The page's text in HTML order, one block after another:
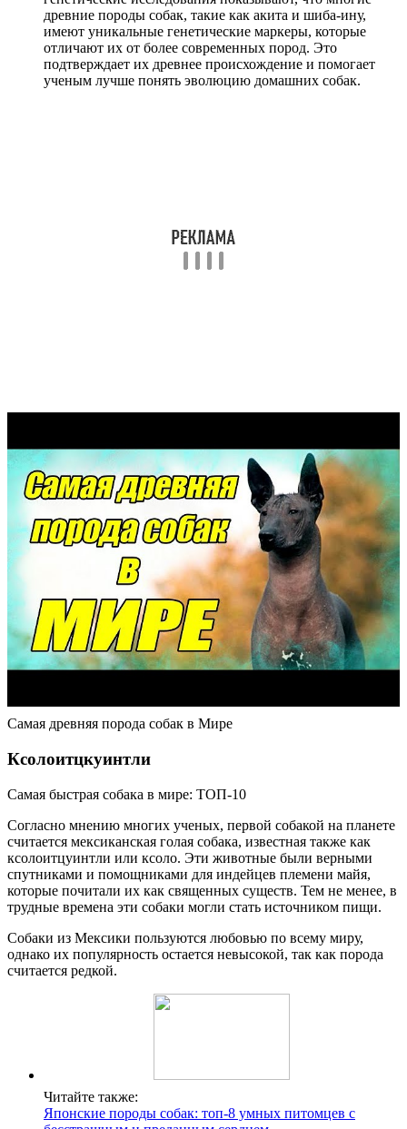
древние породы собак, такие как акита и шиба-ину,
имеют уникальные генетические маркеры, которые
отличают их от более современных пород. Это
подтверждает их древнее происхождение и помогает
ученым лучше понять эволюцию домашних собак.
Самая древняя порода собак в Мире
Ксолоитцкуинтли
Самая быстрая собака в мире: ТОП-10
Согласно мнению многих ученых, первой собакой на планете
считается мексиканская голая собака, известная также как
ксолоитцуинтли или ксоло. Эти животные были верными
спутниками и помощниками для индейцев племени майя,
которые почитали их как священных существ. Тем не менее, в
трудные времена эти собаки могли стать источником пищи.
Собаки из Мексики пользуются любовью по всему миру,
однако их популярность остается невысокой, так как порода
считается редкой.
Читайте также:
Японские породы собак: топ-8 умных питомцев с